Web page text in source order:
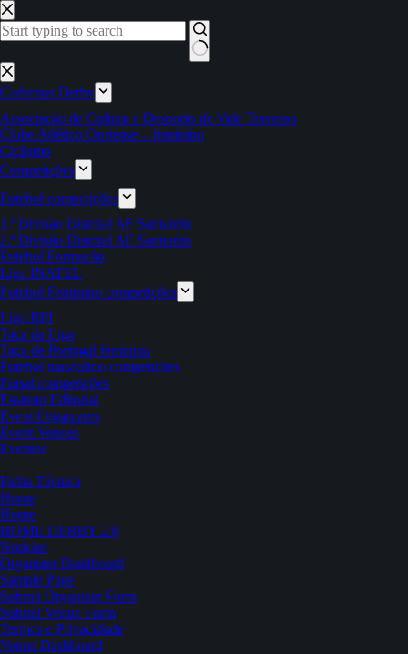
Pular
para
o
Sem
resultados
Cadernos Derby
Associação de Cultura e Desporto de Vale Travesso
Clube Atlético Ouriense – feminino
Ciclismo
Competições
Futebol competições
1.ª Divisão Distrital AF Santarém
2.ª Divisão Distrital AF Santarém
Futebol Formação
Liga INATEL
Futebol Feminino competições
Liga BPI
Taça da Liga
Taça de Portugal feminina
Futebol masculino competições
Futsal competições
Estatuto Editorial
Event Organizers
Event Venues
Eventos
Ficha Técnica
Home
Home
HOME DERBY 2.0
Notícias
Organizer Dashboard
Sample Page
Submit Organizer Form
Submit Venue Form
Termos e Privacidade
Venue Dashboard